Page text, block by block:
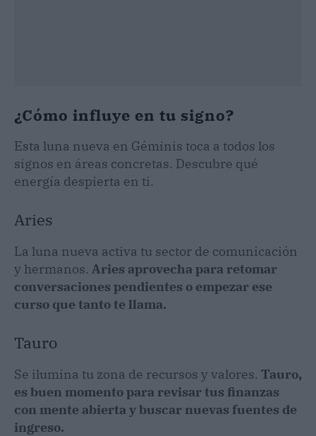
¿Cómo influye en tu signo?
Esta luna nueva en Géminis toca a todos los
signos en áreas concretas. Descubre qué
energía despierta en ti.
Aries
La luna nueva activa tu sector de comunicación
y hermanos. Aries aprovecha para retomar
conversaciones pendientes o empezar ese
curso que tanto te llama.
Tauro
Se ilumina tu zona de recursos y valores. Tauro,
es buen momento para revisar tus finanzas
con mente abierta y buscar nuevas fuentes de
ingreso.